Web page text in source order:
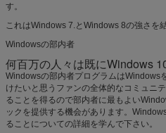
す。
これはWindows 7.とWindows 8の強さを
Windowsの部内者
何百万の人々は既にWindows
Windowsの部内者プログラムはWindows
けたいと思うファンの全体的なコミュニ
ることを得るので部内者に最もよい
ックを提供する機会があります。
ることについての詳細を学んで下さい。